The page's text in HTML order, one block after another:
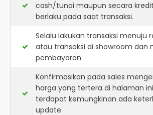
cash/tunai maupun secara
berlaku pada saat transaksi.
Selalu lakukan transaksi menuju
atau transaksi di showroom dan
pembayaran.
Konfirmasikan pada sales
harga yang tertera di halaman
terdapat kemungkinan ada
update.